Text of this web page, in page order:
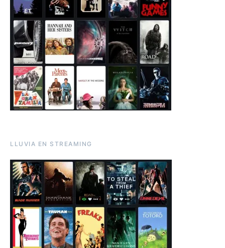
LLUVIA EN STREAMING